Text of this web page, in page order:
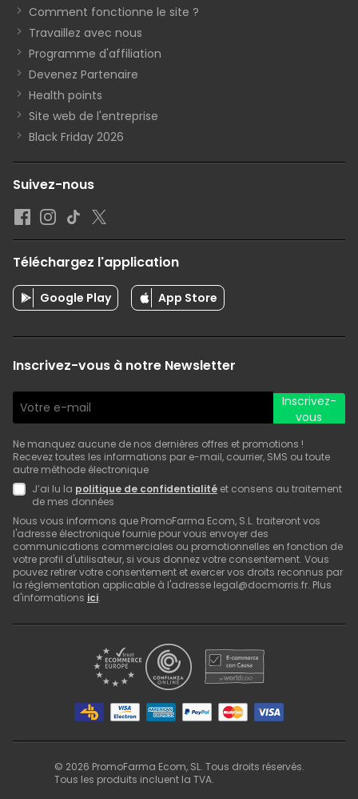
Comment fonctionne le site ?
Travaillez avec nous
Programme d'affiliation
Devenez Partenaire
Health points
Site web de l'entreprise
Black Friday 2026
Suivez-nous
Téléchargez l'application
Google Play App Store
Inscrivez-vous à notre Newsletter
Inscrivez-
vous
Ne manquez aucune de nos dernières offres et promotions !
Recevez toutes les informations par e-mail, courrier, SMS ou toute
autre méthode électronique
J’ai lu la politique de confidentialité et consens au traitement
de mes données
Nous vous informons que PromoFarma Ecom, S.L. traiteront vos
l'adresse électronique fournie pour vous envoyer des
communications commerciales ou promotionnelles en fonction de
votre profil d'utilisateur, si vous donnez votre consentement. Vous
pouvez retirer votre consentement et exercer vos droits reconnus par
la réglementation applicable à l'adresse legal@docmorris.fr. Plus
d'informations ici.
© 2026 PromoFarma Ecom, SL. Tous droits réservés.
Tous les produits incluent la TVA.